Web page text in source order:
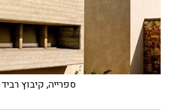
ספרייה, קיבוץ רביד